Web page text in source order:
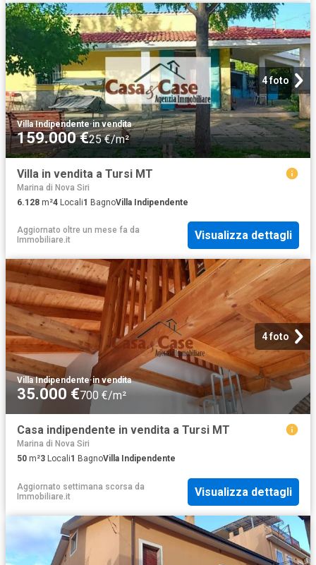
4 foto
Villa Indipendente·in vendita
159.000 €25 €/m²
Villa in vendita a Tursi MT
Marina di Nova Siri
6.128 m²4 Locali1 BagnoVilla Indipendente
Aggiornato oltre un mese fa da
Immobiliare.it
Visualizza dettagli
4 foto
Villa Indipendente·in vendita
35.000 €700 €/m²
Casa indipendente in vendita a Tursi MT
Marina di Nova Siri
50 m²3 Locali1 BagnoVilla Indipendente
Aggiornato settimana scorsa da
Immobiliare.it
Visualizza dettagli